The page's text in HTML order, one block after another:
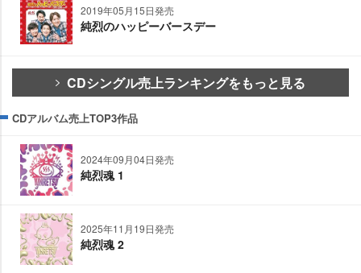
2019年05月15日発売
純烈のハッピーバースデー
CDシングル売上ランキングをもっと見る
CDアルバム売上TOP3作品
2024年09月04日発売
純烈魂 1
2025年11月19日発売
純烈魂 2